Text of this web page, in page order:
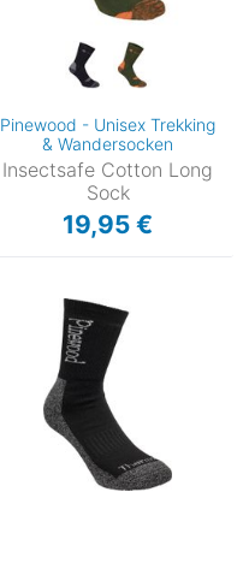
Pinewood - Unisex Trekking
& Wandersocken
Insectsafe Cotton Long
Sock
19,95 €